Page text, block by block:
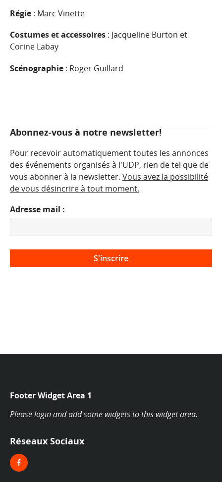
Régie : Marc Vinette
Costumes et accessoires : Jacqueline Burton et
Corine Labay
Scénographie : Roger Guillard
Abonnez-vous à notre newsletter!
Pour recevoir automatiquement toutes les annonces
des événements organisés à l'UDP, rien de tel que de
vous abonner à la newsletter. Vous avez la possibilité
de vous désincrire à tout moment.
Adresse mail :
Footer Widget Area 1
Please login and add some widgets to this widget area.
Réseaux Sociaux